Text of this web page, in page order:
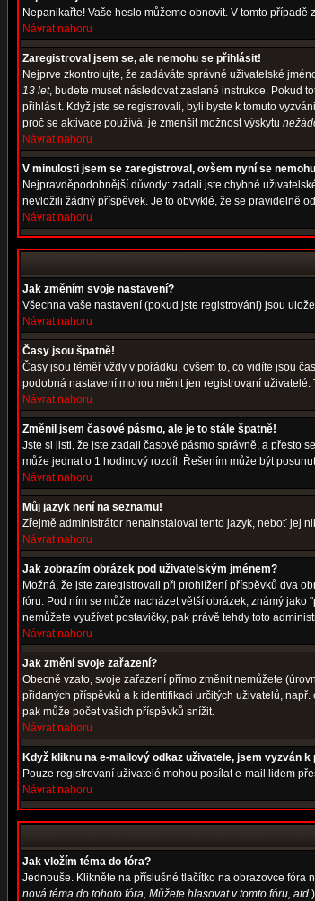
Nepanikařte! Vaše heslo můžeme obnovit. V tomto
Návrat nahoru
Zaregistroval jsem se, ale nemohu se přihlásit!
Nejprve zkontrolujte, že zadáváte správné uživatelské
13 let, budete muset následovat zaslané instrukce. Pokud
přihlásit. Když jste se registrovali, byli byste k tomuto
proč se aktivace používá, je zmenšit možnost výskytu
Návrat nahoru
V minulosti jsem se zaregistroval, ovšem nyní se
Nejpravděpodobnější důvody: zadali jste chybné
nevložili žádný příspěvek. Je to obvyklé, že se pravidelně
Návrat nahoru
Jak změním svoje nastavení?
Všechna vaše nastavení (pokud jste registrováni) jsou
Návrat nahoru
Časy jsou špatně!
Časy jsou téměř vždy v pořádku, ovšem to, co vidíte jsou
podobná nastavení mohou měnit jen registrovaní
Návrat nahoru
Změnil jsem časové pásmo, ale je to stále špatně!
Jste si jisti, že jste zadali časové pásmo správně, a přesto
může jednat o 1 hodinový rozdíl. Řešením může být
Návrat nahoru
Můj jazyk není na seznamu!
Zřejmě administrátor nenainstaloval tento jazyk, neboť jej
Návrat nahoru
Jak zobrazím obrázek pod uživatelským jménem?
Možná, že jste zaregistrovali při prohlížení příspěvků dva
fóru. Pod ním se může nacházet větší obrázek, známý
nemůžete využívat postavičky, pak právě tehdy toto
Návrat nahoru
Jak změní svoje zařazení?
Obecně vzato, svoje zařazení přímo změnit nemůžete
přidaných příspěvků a k identifikaci určitých uživatelů,
pak může počet vašich příspěvků snížit.
Návrat nahoru
Když kliknu na e-mailový odkaz uživatele, jsem vyzván k
Pouze registrovaní uživatelé mohou posílat e-mail lidem
Návrat nahoru
Jak vložím téma do fóra?
Jednouše. Klikněte na příslušné tlačítko na obrazovce fóra
nová téma do tohoto fóra, Můžete hlasovat v tomto fóru, atd.